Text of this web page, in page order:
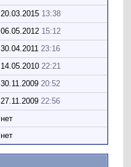
20.03.2015 13:38
06.05.2012 15:12
30.04.2011 23:16
14.05.2010 22:21
30.11.2009 20:52
27.11.2009 22:56
нет
нет